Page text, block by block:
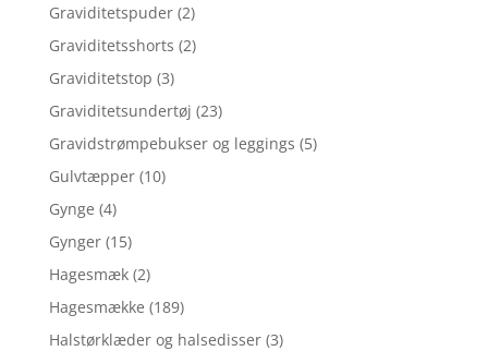
Graviditetspuder (2)
Graviditetsshorts (2)
Graviditetstop (3)
Graviditetsundertøj (23)
Gravidstrømpebukser og leggings (5)
Gulvtæpper (10)
Gynge (4)
Gynger (15)
Hagesmæk (2)
Hagesmække (189)
Halstørklæder og halsedisser (3)